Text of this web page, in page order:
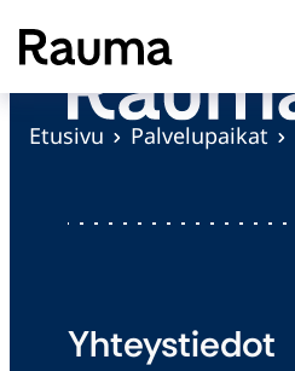
S
i
Etusivu Palvelupaikat
Yhteystiedot